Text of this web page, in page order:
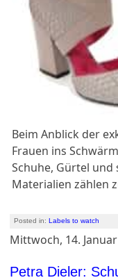
Beim Anblick der
Frauen ins
Schuhe, Gürtel
Materialien zählen
Posted in:Labels to watch
Mittwoch, 14.
Petra Dieler: